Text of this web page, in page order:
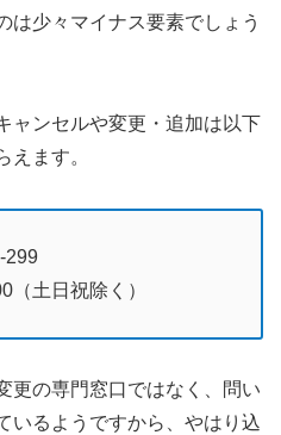
は少々マイナス要素でしょう
ャンセルや変更・追加は以下
えます。
299
（土日祝除く）
更の専門窓口ではなく、問い
いるようですから、やはり込